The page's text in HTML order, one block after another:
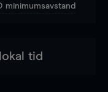
minimumsavstand
tid